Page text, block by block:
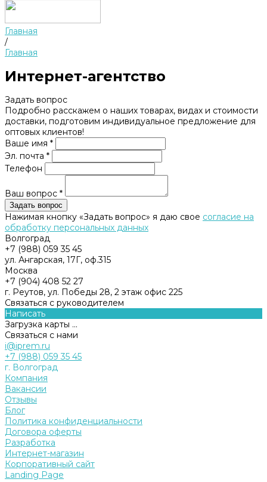
Главная
/
Главная
Интернет-агентство
Задать вопрос
Подробно расскажем о наших товарах, видах и стоимости
доставки, подготовим индивидуальное предложение для
оптовых клиентов!
Ваше имя *
Эл. почта *
Телефон
Ваш вопрос *
Нажимая кнопку «Задать вопрос» я даю свое согласие на
обработку персональных данных
Волгоград
+7 (988) 059 35 45
ул. Ангарская, 17Г, оф.315
Москва
+7 (904) 408 52 27
г. Реутов, ул. Победы 28, 2 этаж офис 225
Связаться с руководителем
Написать
Загрузка карты ...
Связаться с нами
i@iprem.ru
+7 (988) 059 35 45
г. Волгоград
Компания
Вакансии
Отзывы
Блог
Политика конфиденциальности
Договора оферты
Разработка
Интернет-магазин
Корпоративный сайт
Landing Page